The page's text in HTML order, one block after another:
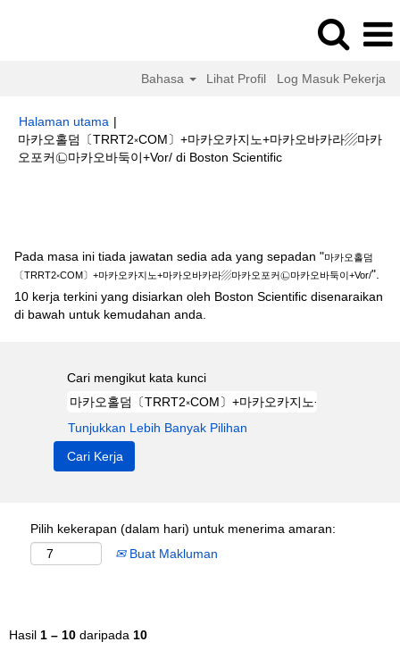
Bahasa Lihat Profil Log Masuk Pekerja
Halaman utama |
마카오홀덤〔TRRT2༝COM〕+마카오카지노+마카오바카라▨마카
오포커㉡마카오바둑이+Vor/ di Boston Scientific(halaman
Pada masa ini tiada jawatan sedia ada yang sepadan "마카오홀덤
〔TRRT2༝COM〕+마카오카지노+마카오바카라▨마카오포커㉡마카오바둑이+Vor/".
10 kerja terkini yang disiarkan oleh Boston Scientific disenaraikan
di bawah untuk kemudahan anda.
Cari mengikut kata kunci
Tunjukkan Lebih Banyak Pilihan
Pilih kekerapan (dalam hari) untuk menerima amaran:
Buat Makluman
Hasil 1 – 10 daripada 10